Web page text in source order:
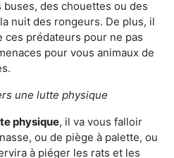
des chouettes ou des
nuit des rongeurs. De plus, il
prédateurs pour ne pas
pour vous animaux de
une lutte physique
physique, il va vous falloir
ou de piège à palette, ou
à piéger les rats et les